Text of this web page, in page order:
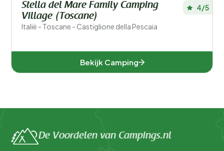
Stella del Mare Family Camping
Village (Toscane)
Italië - Toscane - Castiglione della Pescaia
4/5
Bekijk Camping
De Voordelen van Campings.nl